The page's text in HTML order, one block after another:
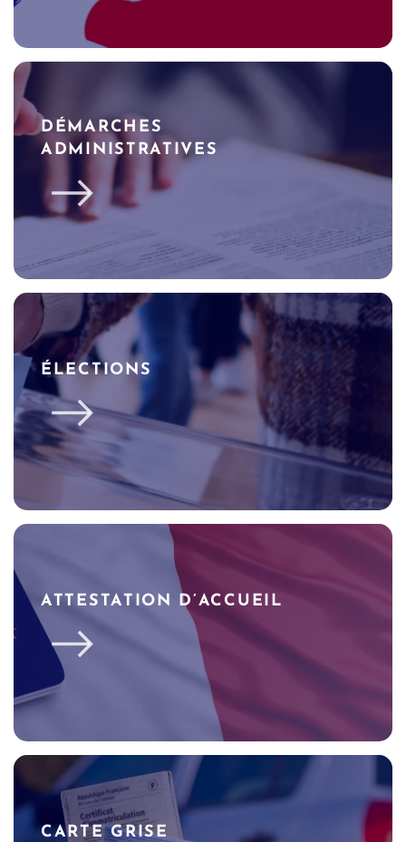
DÉMARCHES
ADMINISTRATIVES
ÉLECTIONS
ATTESTATION D’ACCUEIL
CARTE GRISE